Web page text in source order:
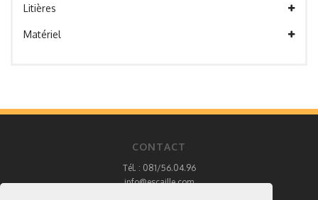
Litières
Matériel
CONTACT
Tél. : 081/56.04.96
info@escaille.com